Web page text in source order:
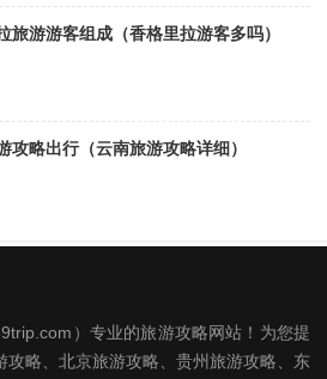
旅游游客组成（香格里拉游客多吗）
攻略出行（云南旅游攻略详细）
）专业的旅游攻略网站！为您提
攻略、北京旅游攻略、贵州旅游攻略、东